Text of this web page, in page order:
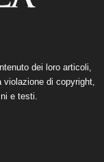
dei loro articoli,
di copyright,
e testi.